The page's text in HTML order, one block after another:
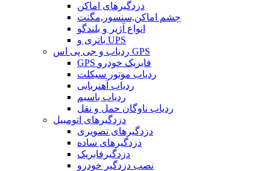
دزدگیرهای اماکن
چشم اماکن,سنسور,مگنت
انواع آژیر و بلندگو
باتری و UPS
ردیاب و جی پی اس GPS
GPS فابریک خودرو
ردیاب موتور سیکلت
ردیاب آهنربایی
ردیاب باسیم
ردیاب ناوگان حمل و نقل
دزدگیرهای اتومبیل
دزدگیرهای تصویری
دزدگیرهای ساده
دزدگیرفابریک
نصب دزدگیر خودرو